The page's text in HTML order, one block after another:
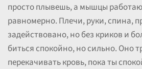
просто плывешь, а мышцы
равномерно. Плечи, руки, спина,
задействовано, но без криков и
биться спокойно, но сильно. Оно
перекачивать кровь, пока ты